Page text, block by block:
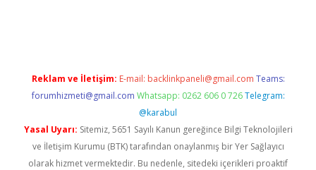
Reklam ve İletişim: E-mail: backlinkpaneli@gmail.com Teams:
forumhizmeti@gmail.com Whatsapp: 0262 606 0 726 Telegram:
@karabul
Yasal Uyarı: Sitemiz, 5651 Sayılı Kanun gereğince Bilgi Teknolojileri
ve İletişim Kurumu (BTK) tarafından onaylanmış bir Yer Sağlayıcı
olarak hizmet vermektedir. Bu nedenle, sitedeki içerikleri proaktif